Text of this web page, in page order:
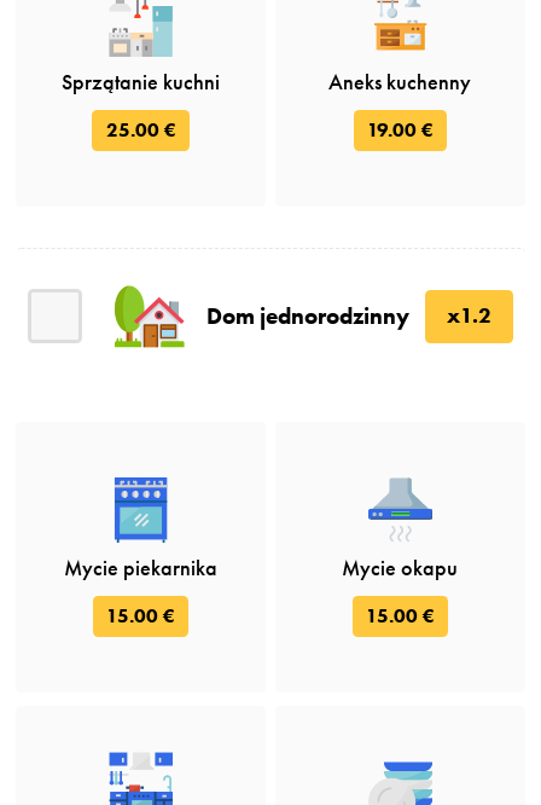
Sprzątanie kuchni
25.00 €
Aneks kuchenny
19.00 €
Dom jednorodzinny x1.2
Mycie piekarnika
15.00 €
Mycie okapu
15.00 €